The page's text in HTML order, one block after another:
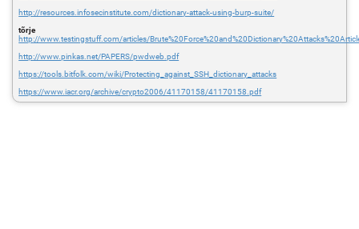
http://resources.infosecinstitute.com/dictionary-attack-using-burp-suite/
tõrje
http://www.testingstuff.com/articles/
http://www.pinkas.net/PAPERS/pwdweb.pdf
https://tools.bitfolk.com/wiki/Protecting_against_SSH_dictionary_attacks
https://www.iacr.org/archive/crypto2006/41170158/41170158.pdf